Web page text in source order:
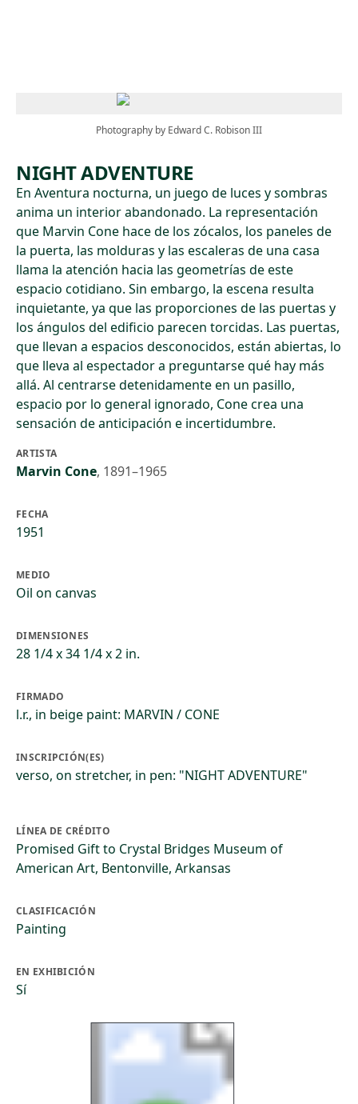
Photography by Edward C. Robison III
NIGHT ADVENTURE
En Aventura nocturna, un juego de luces y sombras
anima un interior abandonado. La representación
que Marvin Cone hace de los zócalos, los paneles de
la puerta, las molduras y las escaleras de una casa
llama la atención hacia las geometrías de este
espacio cotidiano. Sin embargo, la escena resulta
inquietante, ya que las proporciones de las puertas y
los ángulos del edificio parecen torcidas. Las puertas,
que llevan a espacios desconocidos, están abiertas, lo
que lleva al espectador a preguntarse qué hay más
allá. Al centrarse detenidamente en un pasillo,
espacio por lo general ignorado, Cone crea una
sensación de anticipación e incertidumbre.
ARTISTA
Marvin Cone, 1891–1965
FECHA
1951
MEDIO
Oil on canvas
DIMENSIONES
28 1/4 x 34 1/4 x 2 in.
FIRMADO
l.r., in beige paint: MARVIN / CONE
INSCRIPCIÓN(ES)
verso, on stretcher, in pen: "NIGHT ADVENTURE"
LÍNEA DE CRÉDITO
Promised Gift to Crystal Bridges Museum of
American Art, Bentonville, Arkansas
CLASIFICACIÓN
Painting
EN EXHIBICIÓN
Sí